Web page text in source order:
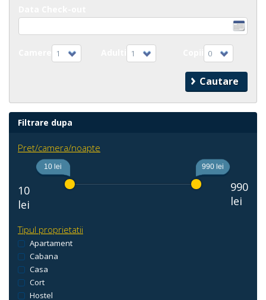
1 1 0
Filtrare dupa
Pret/camera/noapte
10
lei
10 lei 990 lei
990
lei
Tipul proprietatii
Apartament
Cabana
Casa
Cort
Hostel